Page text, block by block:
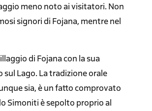
meno noto ai visitatori. Non
signori di Fojana, mentre nel
di Fojana con la sua
Lago. La tradizione orale
sia, è un fatto comprovato
Simoniti è sepolto proprio al